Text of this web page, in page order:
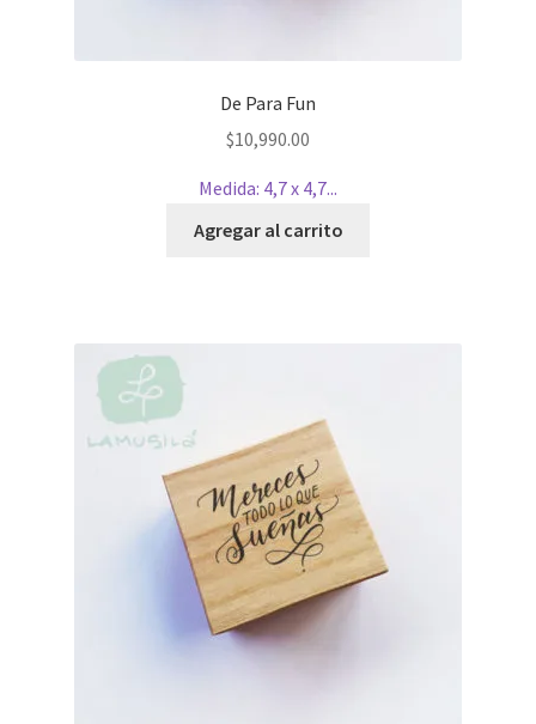
De Para Fun
$10,990.00
Medida: 4,7 x 4,7...
Agregar al carrito